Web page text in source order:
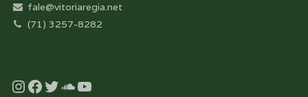
fale@vitoriaregia.net
(71) 3257-8282
Instagram
Facebook
Twitter
Soundcloud
YouTube